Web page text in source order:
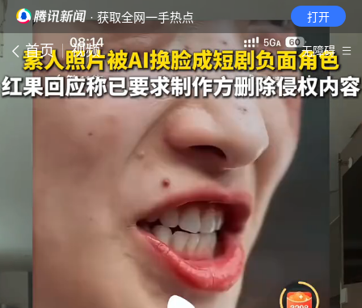
· 获取全网一手热点 打开
首页 视频 无障碍